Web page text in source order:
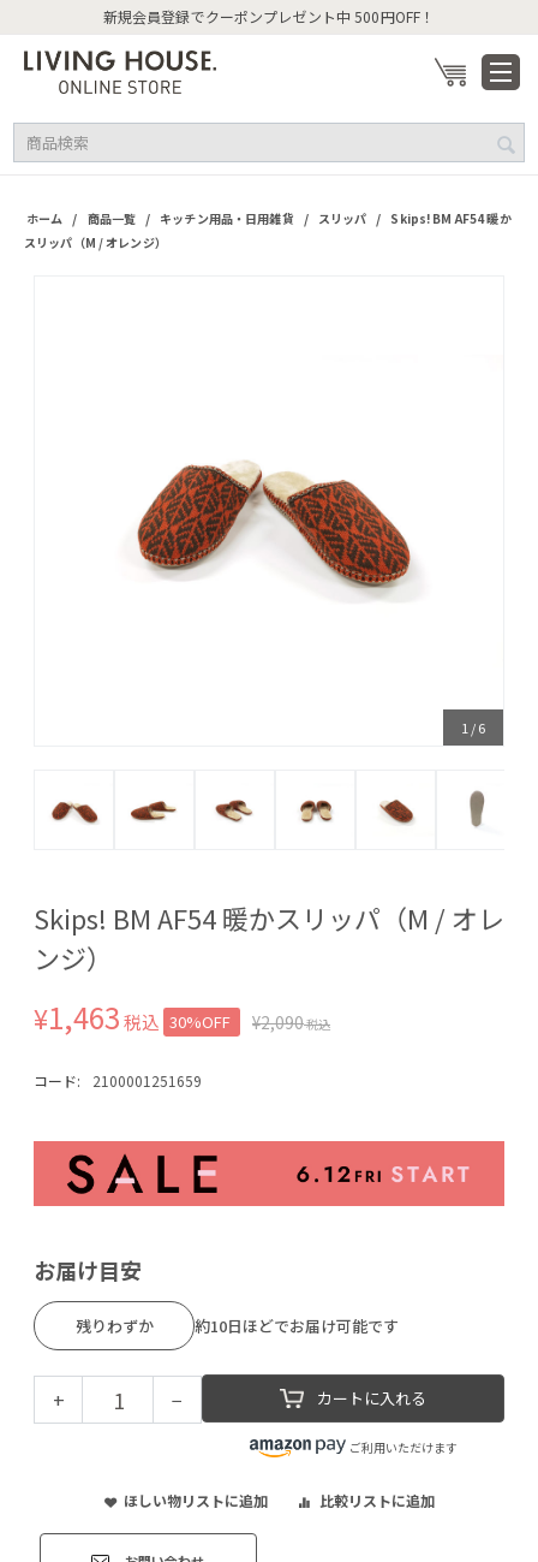
新規会員登録でクーポンプレゼント中 500円OFF！
ホーム / 商品一覧 / キッチン用品・日用雑貨 / スリッパ / Skips! BM AF54 暖か
スリッパ（M / オレンジ）
1 /6
Skips! BM AF54 暖かスリッパ（M / オレ
ンジ）
¥1,463税込 30%OFF ¥2,090税込
コード: 2100001251659
お届け目安
残りわずか 約10日ほどでお届け可能です
+ − カートに入れる
ご利用いただけます
ほしい物リストに追加 比較リストに追加